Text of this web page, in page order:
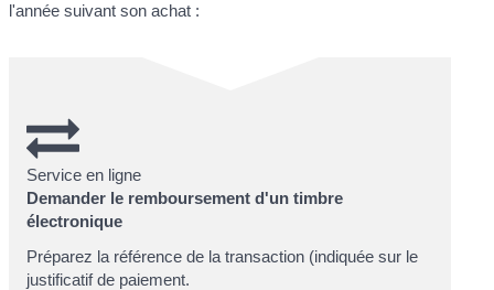
l'année suivant son achat :
Service en ligne
Demander le remboursement d'un timbre
électronique
Préparez la référence de la transaction (indiquée sur le
justificatif de paiement.